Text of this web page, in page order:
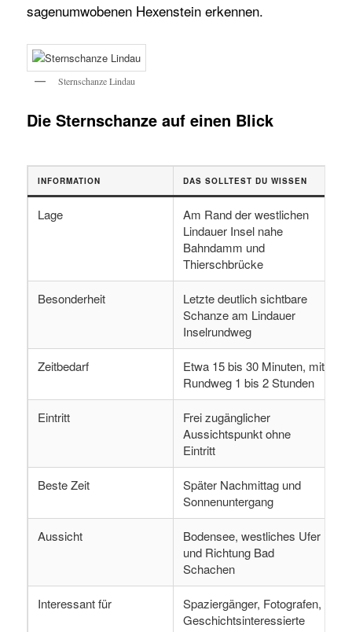
sagenumwobenen Hexenstein erkennen.
Sternschanze Lindau
Die Sternschanze auf einen Blick
INFORMATION DAS SOLLTEST DU WISSEN
Lage
Am Rand der westlichen
Lindauer Insel nahe
Bahndamm und
Thierschbrücke
Besonderheit
Letzte deutlich sichtbare
Schanze am Lindauer
Inselrundweg
Zeitbedarf
Etwa 15 bis 30 Minuten, mit
Rundweg 1 bis 2 Stunden
Eintritt
Frei zugänglicher
Aussichtspunkt ohne
Eintritt
Beste Zeit
Später Nachmittag und
Sonnenuntergang
Aussicht
Bodensee, westliches Ufer
und Richtung Bad
Schachen
Interessant für
Spaziergänger, Fotografen,
Geschichtsinteressierte